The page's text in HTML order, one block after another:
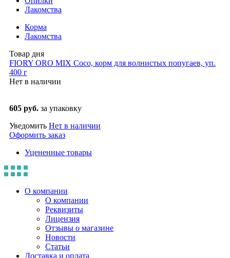
Лакомства
Корма
Лакомства
Товар дня
FIORY ORO MIX Coco, корм для волнистых попугаев, уп.
400 г
Нет в наличии
605 руб. за упаковку
Уведомить Нет в наличии
Оформить заказ
Уцененные товары
О компании
О компании
Реквизиты
Лицензия
Отзывы о магазине
Новости
Статьи
Доставка и оплата